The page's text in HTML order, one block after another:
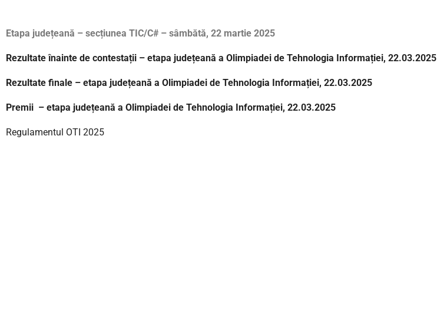
Etapa județeană – secțiunea TIC/C# – sâmbătă, 22 martie 2025
Rezultate înainte de contestații – etapa județeană a Olimpiadei de Tehnologia Informației, 22.03.2025
Rezultate finale – etapa județeană a Olimpiadei de Tehnologia Informației, 22.03.2025
Premii – etapa județeană a Olimpiadei de Tehnologia Informației, 22.03.2025
Regulamentul OTI 2025